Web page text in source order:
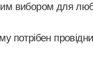
вибором для
потрібен